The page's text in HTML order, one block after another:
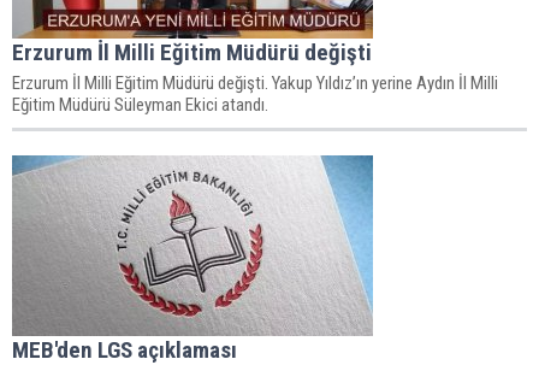
Erzurum İl Milli Eğitim Müdürü değişti
Erzurum İl Milli Eğitim Müdürü değişti. Yakup Yıldız’ın yerine Aydın İl Milli
Eğitim Müdürü Süleyman Ekici atandı.
MEB'den LGS açıklaması